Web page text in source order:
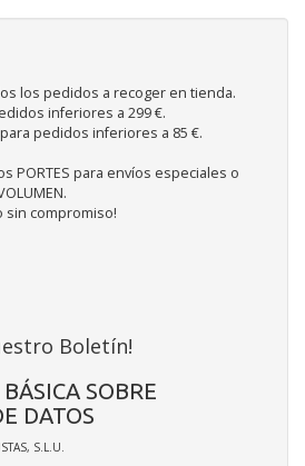
los pedidos a recoger en tienda.
inferiores a 299 €.
pedidos inferiores a 85 €.
PORTES para envíos especiales o
sin compromiso!
Boletín!
SOBRE
DATOS
S.L.U.